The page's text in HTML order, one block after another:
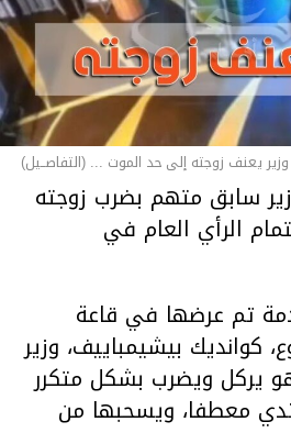
وزير يعنف زوجته إلى حد الموت ... (التفاصــيل)
سابق متهم بضرب زوجته
الرأي العام في
تم عرضها في قاعة
كوانديك بيشيمباييف، وزير
يركل ويضرب بشكل متكرر
معطفا، ويسحبها من